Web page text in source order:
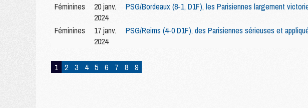
Féminines
20 janv.
2024
PSG/Bordeaux (8-1, D1F), les Parisiennes largement
Féminines
17 janv.
2024
PSG/Reims (4-0 D1F), des Parisiennes sérieuses et
1 2 3 4 5 6 7 8 9